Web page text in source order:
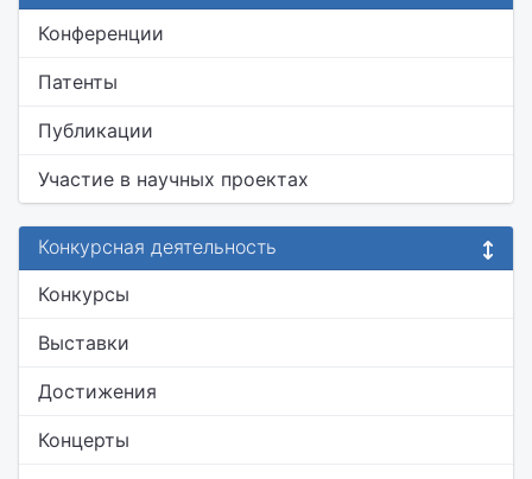
Конференции
Патенты
Публикации
Участие в научных проектах
Конкурсная деятельность
Конкурсы
Выставки
Достижения
Концерты